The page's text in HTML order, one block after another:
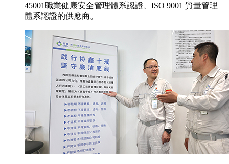
45001職業健康安全管理體系認證、ISO 9001 質量管理
體系認證的供應商。